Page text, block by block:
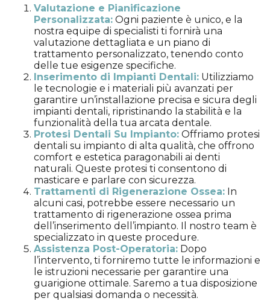
Valutazione e Pianificazione
Personalizzata: Ogni paziente è unico, e la
nostra equipe di specialisti ti fornirà una
valutazione dettagliata e un piano di
trattamento personalizzato, tenendo conto
delle tue esigenze specifiche.
Inserimento di Impianti Dentali: Utilizziamo
le tecnologie e i materiali più avanzati per
garantire un’installazione precisa e sicura degli
impianti dentali, ripristinando la stabilità e la
funzionalità della tua arcata dentale.
Protesi Dentali Su Impianto: Offriamo protesi
dentali su impianto di alta qualità, che offrono
comfort e estetica paragonabili ai denti
naturali. Queste protesi ti consentono di
masticare e parlare con sicurezza.
Trattamenti di Rigenerazione Ossea: In
alcuni casi, potrebbe essere necessario un
trattamento di rigenerazione ossea prima
dell’inserimento dell’impianto. Il nostro team è
specializzato in queste procedure.
Assistenza Post-Operatoria: Dopo
l’intervento, ti forniremo tutte le informazioni e
le istruzioni necessarie per garantire una
guarigione ottimale. Saremo a tua disposizione
per qualsiasi domanda o necessità.